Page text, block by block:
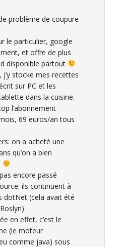
problème de coupure
le particulier, google
et offre de plus
disponible partout
stocke mes recettes
sur PC et les
dans la cuisine.
l’abonnement
69 euros/an tous
on a acheté une
qu’on a bien
encore passé
ils continuent à
dotNet (cela avait été
en effet, c’est le
(le moteur
comme java) sous